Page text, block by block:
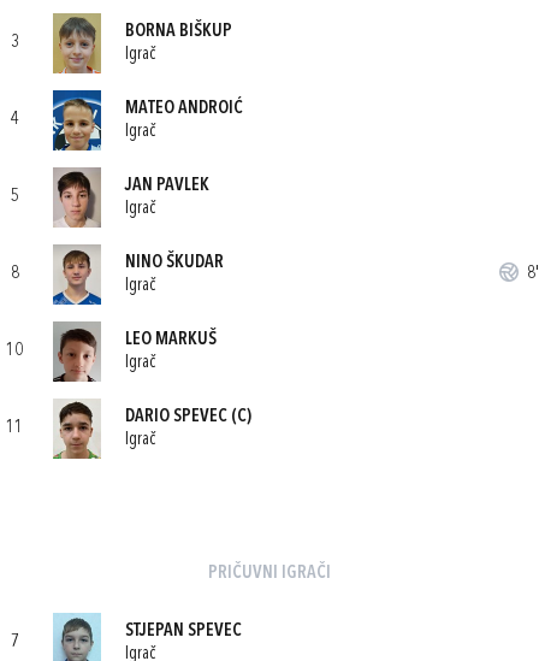
3
BORNA BIŠKUP
Igrač
4
MATEO ANDROIĆ
Igrač
5
JAN PAVLEK
Igrač
8
NINO ŠKUDAR
Igrač
8'
10
LEO MARKUŠ
Igrač
11
DARIO SPEVEC (C)
Igrač
PRIČUVNI IGRAČI
7
STJEPAN SPEVEC
Igrač